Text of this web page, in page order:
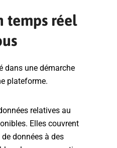
temps réel
dans une démarche
plateforme.
relatives au
Elles couvrent
données à des